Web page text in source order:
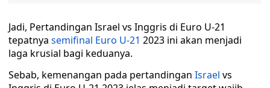
Jadi, Pertandingan Israel vs Inggris di Euro U-21
tepatnya semifinal Euro U-21 2023 ini akan menjadi
laga krusial bagi keduanya.
Sebab, kemenangan pada pertandingan Israel vs